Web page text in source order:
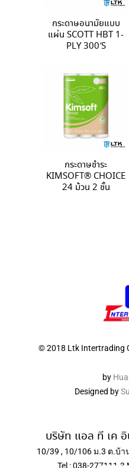
กระดาษอนามัยแบบ
แผ่น SCOTT HBT 1-
PLY 300′S
กระดาษชำระ
KIMSOFT® CHOICE
24 ม้วน 2 ชั้น
© 2018 Ltk Intertrading
by
Designed by
บริษัท แอล ที เค
10/39 , 10/106 ม.3 ต.บ้
Tel : 038-277111-3